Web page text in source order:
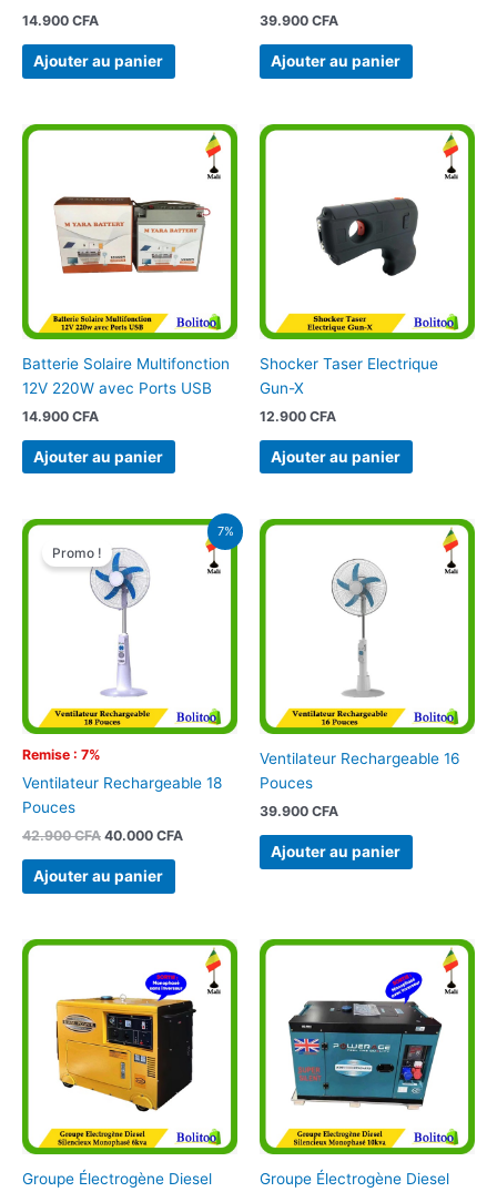
14.900 CFA
Ajouter au panier
39.900 CFA
Ajouter au panier
Batterie Solaire Multifonction
12V 220W avec Ports USB
14.900 CFA
Ajouter au panier
Shocker Taser Electrique
Gun-X
12.900 CFA
Ajouter au panier
7%
Remise : 7%
Promo !
Ventilateur Rechargeable 18
Pouces
42.900CFA
Le
prix
initial
était :
42.900 CFA.
40.000 CFA
Le
prix
actuel
est :
Ajouter au panier
Ventilateur Rechargeable 16
Pouces
39.900 CFA
Ajouter au panier
Groupe Électrogène Diesel
Groupe Électrogène Diesel